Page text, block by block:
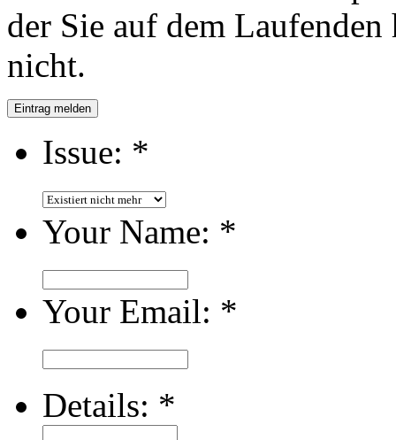
der Sie auf dem
nicht.
Eintrag melden
Issue: *
Your Name: *
Your Email: *
Details: *